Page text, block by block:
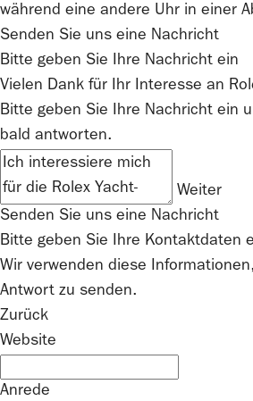
Senden Sie uns eine Nachricht
Bitte geben Sie Ihre Nachricht ein
Vielen Dank für Ihr Interesse an
Bitte geben Sie Ihre Nachricht ein
bald antworten.
Weiter
Senden Sie uns eine Nachricht
Bitte geben Sie Ihre Kontaktdaten
Wir verwenden diese
Antwort zu senden.
Zurück
Website
Anrede